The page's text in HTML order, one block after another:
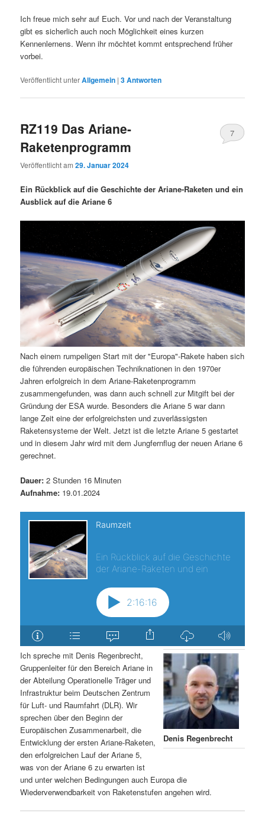
Ich freue mich sehr auf Euch. Vor und nach der Veranstaltung
gibt es sicherlich auch noch Möglichkeit eines kurzen
Kennenlernens. Wenn ihr möchtet kommt entsprechend früher
vorbei.
Veröffentlicht unterAllgemein |3Antworten
RZ119 Das Ariane-
Raketenprogramm
Veröffentlicht am29. Januar 2024
7
Ein Rückblick auf die Geschichte der Ariane-Raketen und ein
Ausblick auf die Ariane 6
Nach einem rumpeligen Start mit der "Europa"-Rakete haben sich
die führenden europäischen Techniknationen in den 1970er
Jahren erfolgreich in dem Ariane-Raketenprogramm
zusammengefunden, was dann auch schnell zur Mitgift bei der
Gründung der ESA wurde. Besonders die Ariane 5 war dann
lange Zeit eine der erfolgreichsten und zuverlässigsten
Raketensysteme der Welt. Jetzt ist die letzte Ariane 5 gestartet
und in diesem Jahr wird mit dem Jungfernflug der neuen Ariane 6
gerechnet.
Dauer: 2 Stunden 16 Minuten
Aufnahme: 19.01.2024
Denis Regenbrecht
Ich spreche mit Denis Regenbrecht,
Gruppenleiter für den Bereich Ariane in
der Abteilung Operationelle Träger und
Infrastruktur beim Deutschen Zentrum
für Luft- und Raumfahrt (DLR). Wir
sprechen über den Beginn der
Europäischen Zusammenarbeit, die
Entwicklung der ersten Ariane-Raketen,
den erfolgreichen Lauf der Ariane 5,
was von der Ariane 6 zu erwarten ist
und unter welchen Bedingungen auch Europa die
Wiederverwendbarkeit von Raketenstufen angehen wird.